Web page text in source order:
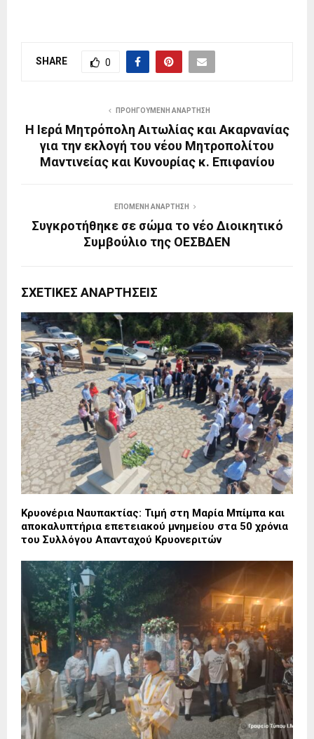
SHARE 0
ΠΡΟΗΓΟΎΜΕΝΗ ΑΝΆΡΤΗΣΗ
Η Ιερά Μητρόπολη Αιτωλίας και Ακαρνανίας
για την εκλογή του νέου Μητροπολίτου
Μαντινείας και Κυνουρίας κ. Επιφανίου
ΕΠΌΜΕΝΗ ΑΝΆΡΤΗΣΗ
Συγκροτήθηκε σε σώμα το νέο Διοικητικό
Συμβούλιο της ΟΕΣΒΔΕΝ
ΣΧΕΤΙΚΈΣ ΑΝΑΡΤΉΣΕΙΣ
Κρυονέρια Ναυπακτίας: Τιμή στη Μαρία Μπίμπα και
αποκαλυπτήρια επετειακού μνημείου στα 50 χρόνια
του Συλλόγου Απανταχού Κρυονεριτών